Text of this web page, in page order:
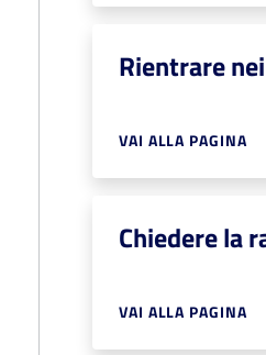
Rientrare
VAI ALLA PAGINA
Chiedere la
VAI ALLA PAGINA